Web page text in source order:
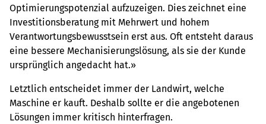
Optimierungspotenzial aufzuzeigen. Dies zeichnet eine
Investitionsberatung mit Mehrwert und hohem
Verantwortungsbewusstsein erst aus. Oft entsteht daraus
eine bessere Mechanisierungslösung, als sie der Kunde
ursprünglich angedacht hat.»
Letztlich entscheidet immer der Landwirt, welche
Maschine er kauft. Deshalb sollte er die angebotenen
Lösungen immer kritisch hinterfragen.